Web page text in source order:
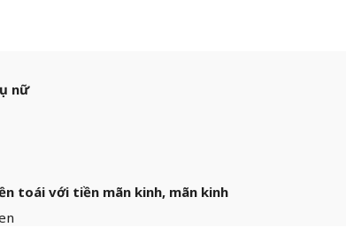
nữ
toái với tiền mãn kinh, mãn kinh